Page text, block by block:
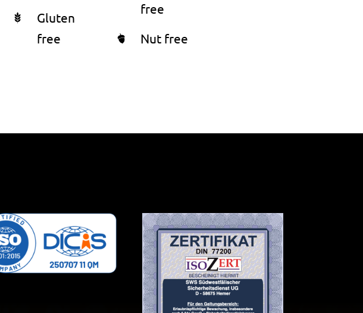
Gluten
free
free
Nut free